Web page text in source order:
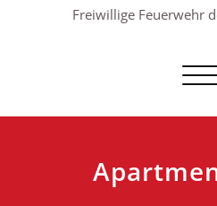
Freiwillige Feuerwehr